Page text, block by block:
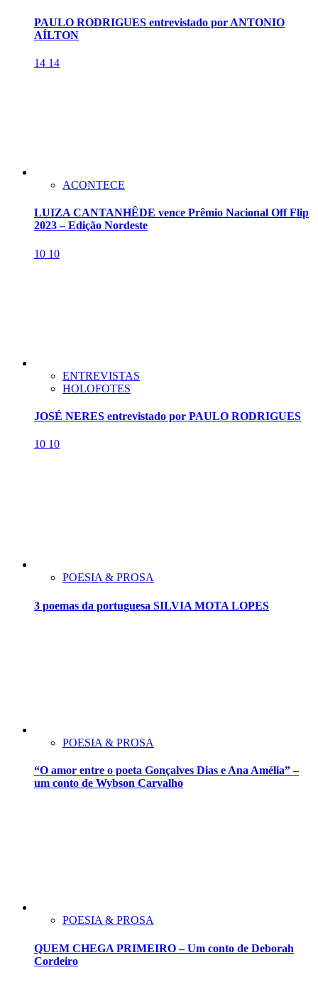
PAULO RODRIGUES entrevistado por ANTONIO
AÍLTON
14 14
ACONTECE
LUIZA CANTANHÊDE vence Prêmio Nacional Off Flip
2023 – Edição Nordeste
10 10
ENTREVISTAS
HOLOFOTES
JOSÉ NERES entrevistado por PAULO RODRIGUES
10 10
POESIA & PROSA
3 poemas da portuguesa SILVIA MOTA LOPES
POESIA & PROSA
“O amor entre o poeta Gonçalves Dias e Ana Amélia” –
um conto de Wybson Carvalho
POESIA & PROSA
QUEM CHEGA PRIMEIRO – Um conto de Deborah
Cordeiro